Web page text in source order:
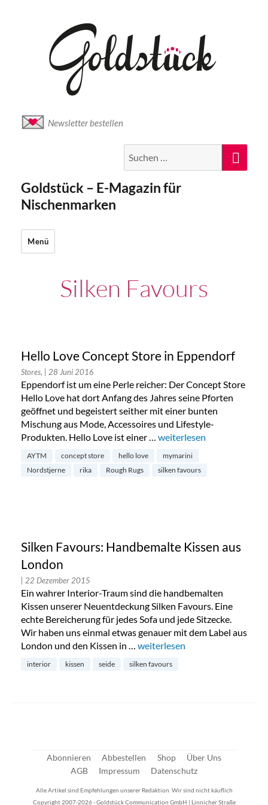
Newsletter bestellen
nach:
Goldstück – E-Magazin für
Nischenmarken
Menü
Silken Favours
Hello Love Concept Store in Eppendorf
Stores, | 28 Juni 2016
Eppendorf ist um eine Perle reicher: Der Concept Store
Hello Love hat dort Anfang des Jahres seine Pforten
geöffnet und begeistert seither mit einer bunten
Mischung aus Mode, Accessoires und Lifestyle-
Produkten. Hello Love ist einer … „Hello Love Concept
weiterlesen
AYTM concept store hello love
mymarini
Nordstjerne
rika Rough Rugs silken favours
Silken Favours: Handbemalte Kissen aus
London
| 22 Dezember 2015
Ein wahrer Interior-Traum sind die handbemalten
Kissen unserer Neuentdeckung Silken Favours. Eine
echte Bereicherung für jedes Sofa und jede Sitzecke.
Wir haben uns einmal etwas genauer mit dem Label aus
London und den Kissen in … „Silken Favours: Handbemalte
weiterlesen
interior kissen seide silken favours
Abonnieren Abbestellen Shop
Über Uns
AGB
Impressum Datenschutz
Alle Artikel sind Empfehlungen unserer Redaktion. Wir sind nicht käuflich
Copyright 2007-2026 - Goldstück Communication GmbH | Linnicher Straße